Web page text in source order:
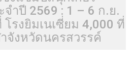
จำปี 2569 : 1 – 6 ก.ย.
โรงยิมเนเซี่ยม 4,000 ที่
จังหวัดนครสวรรค์